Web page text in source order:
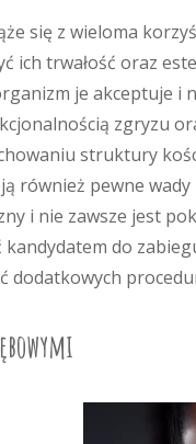
się z wieloma
ich trwałość oraz
je akceptuje i
zgryzu
struktury
również pewne wady
i nie zawsze jest
do
dodatkowych